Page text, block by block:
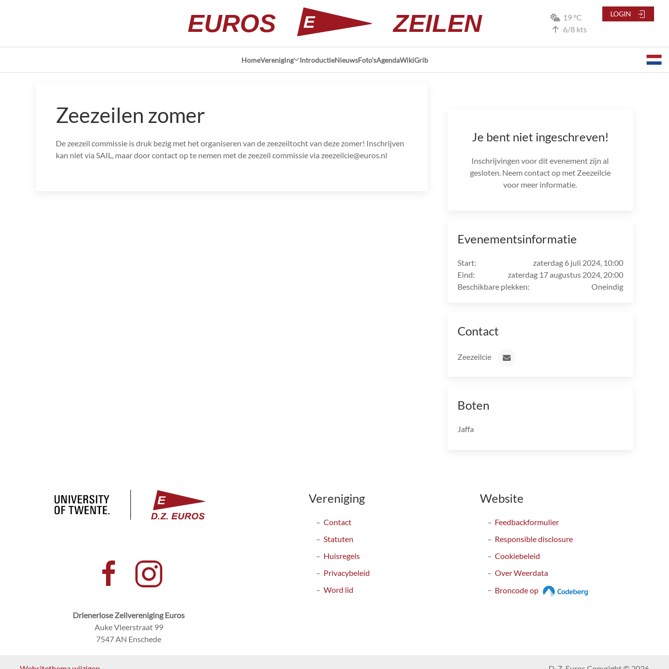
19 °C
6/8 kts
EUROS ZEILEN
HomeVereniging IntroductieNieuwsFoto'sAgendaWikiGrib
LOGIN
Zeezeilen zomer
De zeezeil commissie is druk bezig met het organiseren van de zeezeiltocht van deze zomer! Inschrijven
kan niet via SAIL, maar door contact op te nemen met de zeezeil commissie via zeezeilcie@euros.nl
Je bent niet ingeschreven!
Inschrijvingen voor dit evenement zijn al
gesloten. Neem contact op met Zeezeilcie
voor meer informatie.
Evenementsinformatie
Start:
zaterdag 6 juli 2024, 10:00
Eind:
zaterdag 17 augustus 2024, 20:00
Beschikbare plekken:
Oneindig
Contact
Zeezeilcie
Boten
Jaffa
Drienerlose Zeilvereniging Euros
Auke Vleerstraat 99
7547 AN Enschede
Vereniging
Contact
Statuten
Huisregels
Privacybeleid
Word lid
Website
Feedbackformulier
Responsible disclosure
Cookiebeleid
Over Weerdata
Broncode op